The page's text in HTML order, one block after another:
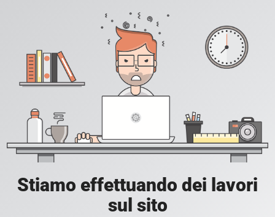
Stiamo effettuando dei lavori
sul sito